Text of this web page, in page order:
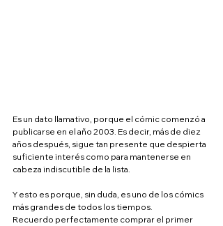
Es un dato llamativo, porque el cómic comenzó a
publicarse en el año 2003. Es decir, más de diez
años después, sigue tan presente que despierta
suficiente interés como para mantenerse en
cabeza indiscutible de la lista.
Y esto es porque, sin duda, es uno de los cómics
más grandes de todos los tiempos.
Recuerdo perfectamente comprar el primer